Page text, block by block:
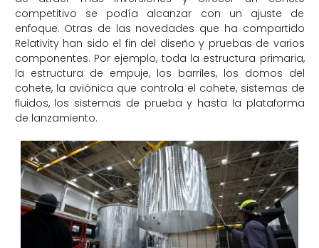
competitivo se podía alcanzar con un ajuste de
enfoque. Otras de las novedades que ha compartido
Relativity han sido el fin del diseño y pruebas de varios
componentes. Por ejemplo, toda la estructura primaria,
la estructura de empuje, los barriles, los domos del
cohete, la aviónica que controla el cohete, sistemas de
fluidos, los sistemas de prueba y hasta la plataforma
de lanzamiento.